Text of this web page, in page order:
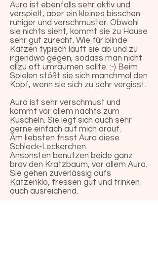
Aura ist ebenfalls sehr aktiv und
verspielt, aber ein kleines bisschen
ruhiger und verschmuster. Obwohl
sie nichts sieht, kommt sie zu Hause
sehr gut zurecht. Wie für blinde
Katzen typisch läuft sie ab und zu
irgendwo gegen, sodass man nicht
allzu oft umräumen sollte. :-) Beim
Spielen stößt sie sich manchmal den
Kopf, wenn sie sich zu sehr vergisst.
Aura ist sehr verschmust und
kommt vor allem nachts zum
Kuscheln. Sie legt sich auch sehr
gerne einfach auf mich drauf.
Am liebsten frisst Aura diese
Schleck-Leckerchen.
Ansonsten benutzen beide ganz
brav den Kratzbaum, vor allem Aura.
Sie gehen zuverlässig aufs
Katzenklo, fressen gut und trinken
auch ausreichend.